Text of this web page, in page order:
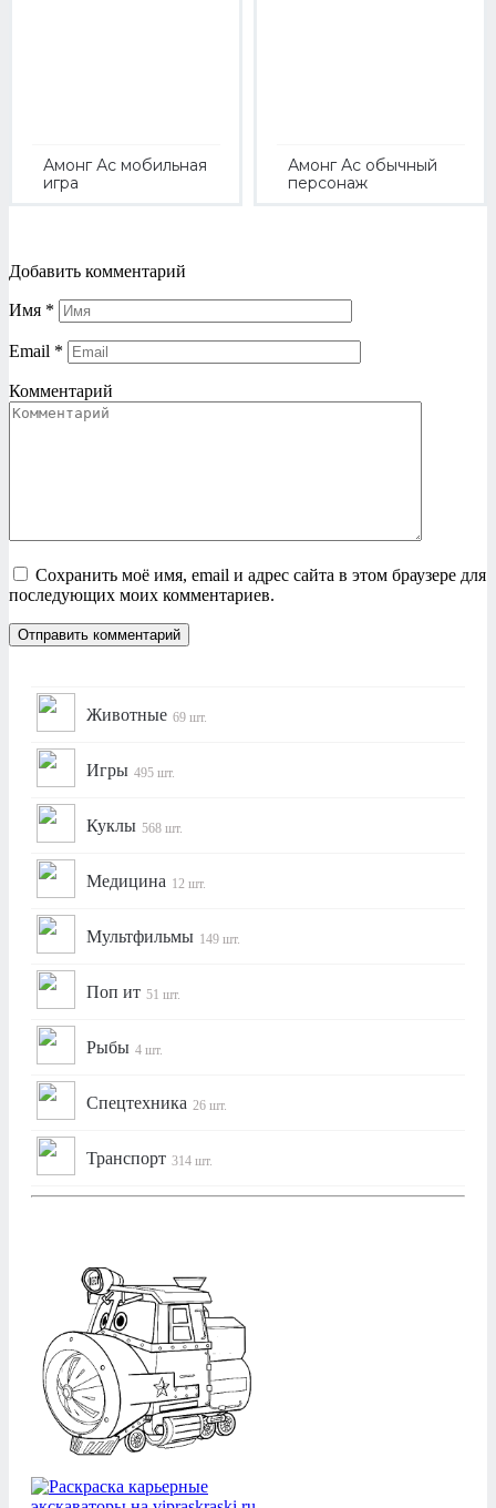
Амонг Ас мобильная
игра
Амонг Ас обычный
персонаж
Добавить комментарий
Имя *
Email *
Комментарий
Сохранить моё имя, email и адрес сайта в этом браузере для
последующих моих комментариев.
Животные 69 шт.
Игры 495 шт.
Куклы 568 шт.
Медицина 12 шт.
Мультфильмы 149 шт.
Поп ит 51 шт.
Рыбы 4 шт.
Спецтехника 26 шт.
Транспорт 314 шт.